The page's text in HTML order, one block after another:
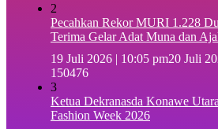
2
Pecahkan Rekor MURI 1.228
Terima Gelar Adat Muna dan
19 Juli 2026 | 10:05 pm20 Juli
150476
3
Ketua Dekranasda Konawe
Fashion Week 2026